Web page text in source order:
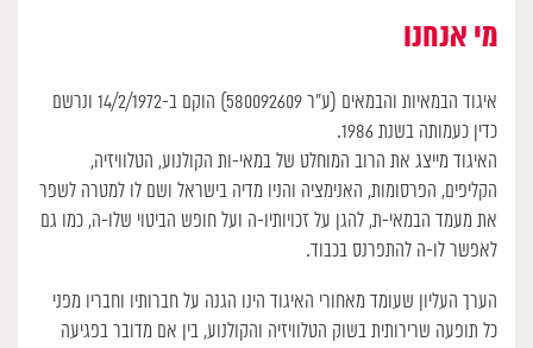
מי אנחנו
איגוד הבמאיות והבמאים (ע”ר 580092609) הוקם ב-14/2/1972 ונרשם
כדין כעמותה בשנת 1986.
האיגוד מייצג את הרוב המוחלט של במאי-ות הקולנוע, הטלוויזיה,
הקליפים, הפרסומות, האנימציה והניו מדיה בישראל ושם לו למטרה לשפר
את מעמד הבמאי-ת, להגן על זכויותיו-ה ועל חופש הביטוי שלו-ה, כמו גם
לאפשר לו-ה להתפרנס בכבוד.
הערך העליון שעומד מאחורי האיגוד הינו הגנה על חברותיו וחבריו מפני
כל תופעה שרירותית בשוק הטלוויזיה והקולנוע, בין אם מדובר בפגיעה